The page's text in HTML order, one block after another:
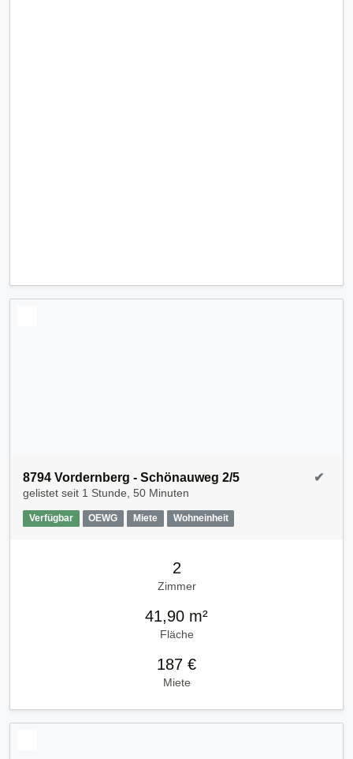
8794 Vordernberg - Schönauweg 2/5
gelistet seit 1 Stunde, 50 Minuten
Verfügbar OEWG Miete Wohneinheit
✔
2
Zimmer
41,90 m²
Fläche
187 €
Miete